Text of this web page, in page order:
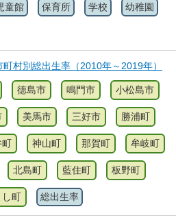
童館 保育所 学校 幼稚園
町村別総出生率（2010年～2019年）
徳島市 鳴門市 小松島市
美馬市 三好市 勝浦町
町 神山町 那賀町 牟岐町
北島町 藍住町 板野町
し町 総出生率